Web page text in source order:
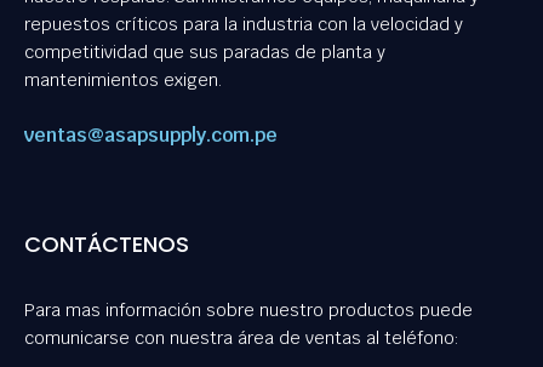
repuestos críticos para la industria con la velocidad y
competitividad que sus paradas de planta y
mantenimientos exigen.
ventas@asapsupply.com.pe
CONTÁCTENOS
Para mas información sobre nuestro productos puede
comunicarse con nuestra área de ventas al teléfono: